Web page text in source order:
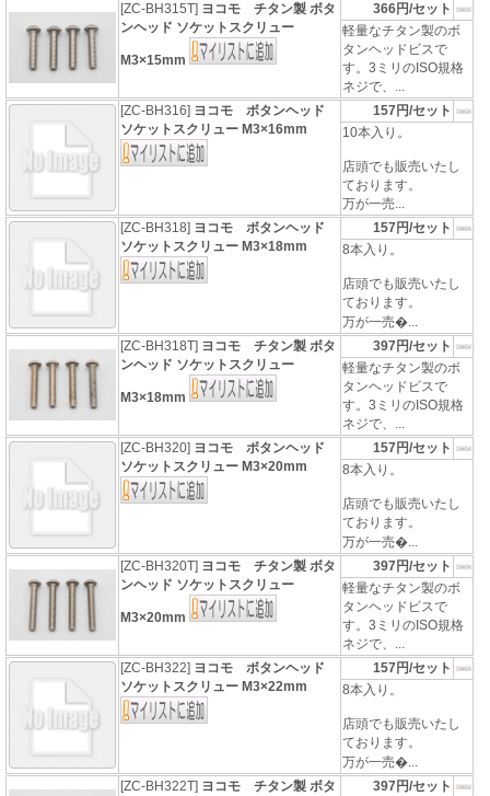
[ZC-BH315T] ヨコモ チタン製 ボタ
ンヘッド ソケットスクリュー
M3×15mm
366円/セット
軽量なチタン製のボ
タンヘッドビスで
す。3ミリのISO規格
ネジで、...
[ZC-BH316] ヨコモ ボタンヘッド
ソケットスクリュー M3×16mm
157円/セット
10本入り。
店頭でも販売いたし
ております。
万が一売...
[ZC-BH318] ヨコモ ボタンヘッド
ソケットスクリュー M3×18mm
157円/セット
8本入り。
店頭でも販売いたし
ております。
万が一売�...
[ZC-BH318T] ヨコモ チタン製 ボタ
ンヘッド ソケットスクリュー
M3×18mm
397円/セット
軽量なチタン製のボ
タンヘッドビスで
す。3ミリのISO規格
ネジで、...
[ZC-BH320] ヨコモ ボタンヘッド
ソケットスクリュー M3×20mm
157円/セット
8本入り。
店頭でも販売いたし
ております。
万が一売�...
[ZC-BH320T] ヨコモ チタン製 ボタ
ンヘッド ソケットスクリュー
M3×20mm
397円/セット
軽量なチタン製のボ
タンヘッドビスで
す。3ミリのISO規格
ネジで、...
[ZC-BH322] ヨコモ ボタンヘッド
ソケットスクリュー M3×22mm
157円/セット
8本入り。
店頭でも販売いたし
ております。
万が一売�...
[ZC-BH322T] ヨコモ チタン製 ボタ
397円/セット